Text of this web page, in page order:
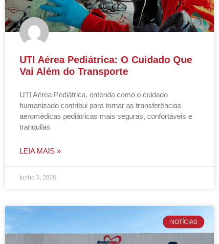
UTI Aérea Pediátrica: O Cuidado Que
Vai Além do Transporte
UTI Aérea Pediátrica, entenda como o cuidado
humanizado contribui para tornar as transferências
aeromédicas pediátricas mais seguras, confortáveis e
tranquilas
LEIA MAIS »
junho 3, 2026
NOTÍCIAS